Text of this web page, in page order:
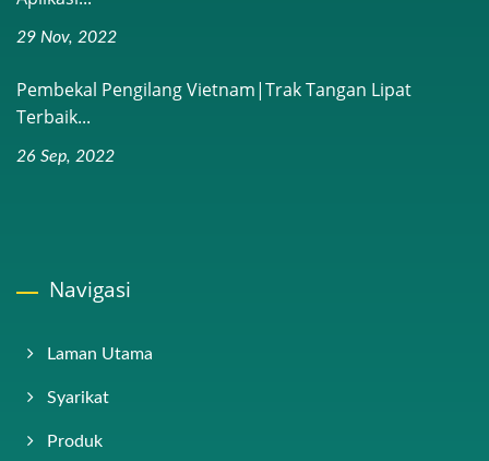
29 Nov, 2022
Pembekal Pengilang Vietnam|Trak Tangan Lipat
Terbaik...
26 Sep, 2022
Navigasi
Laman Utama
Syarikat
Produk